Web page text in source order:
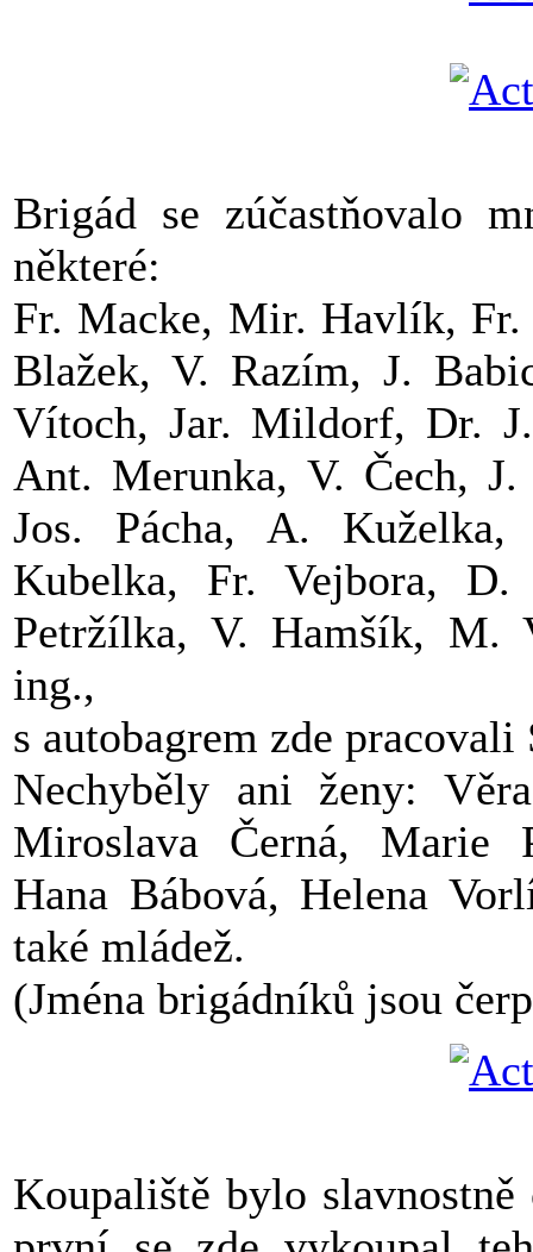
Brigád se zúčastňovalo
některé:
Fr. Macke, Mir. Havlík, Fr.
Blažek, V. Razím, J.
Vítoch, Jar. Mildorf, Dr.
Ant. Merunka, V. Čech,
Jos. Pácha, A.
Kubelka, Fr. Vejbora,
Petržílka, V. Hamšík, M.
ing.,
s autobagrem zde
Nechyběly ani ženy:
Miroslava Černá, Marie
Hana Bábová, Helena
také mládež.
(Jména brigádníků jsou
Koupaliště bylo